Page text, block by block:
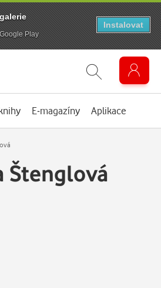
E-magazíny Aplikace
Štenglová
Play
Instalovat